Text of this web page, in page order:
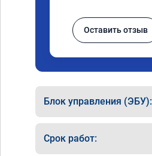
Оставить отзыв
Блок управления (ЭБУ):
Срок работ: